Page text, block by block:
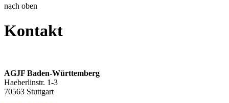
nach oben
Kontakt
AGJF Baden-Württemberg
Haeberlinstr. 1-3
70563 Stuttgart